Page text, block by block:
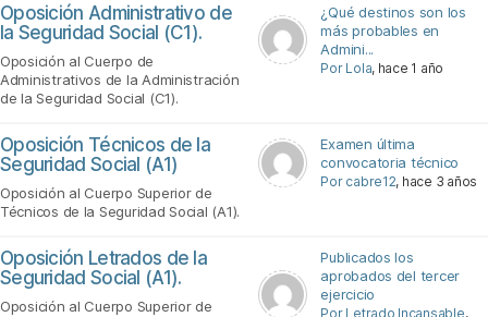
Oposición Administrativo de
la Seguridad Social (C1).
Oposición al Cuerpo de
Administrativos de la Administración
de la Seguridad Social (C1).
¿Qué destinos son los
más probables en
Admini...
Por Lola, hace 1 año
Oposición Técnicos de la
Seguridad Social (A1)
Oposición al Cuerpo Superior de
Técnicos de la Seguridad Social (A1).
Examen última
convocatoria técnico
Por cabre12, hace 3 años
Oposición Letrados de la
Seguridad Social (A1).
Oposición al Cuerpo Superior de
Publicados los
aprobados del tercer
ejercicio
Por Letrado Incansable,